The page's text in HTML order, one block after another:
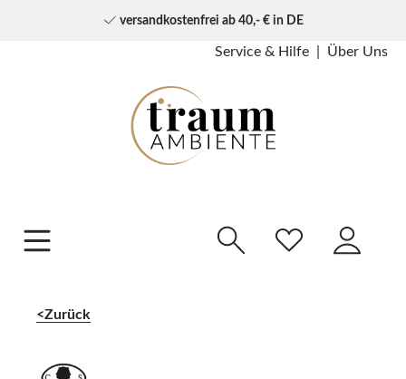
versandkostenfrei ab 40,- € in DE
Service & Hilfe Über Uns
Zurück